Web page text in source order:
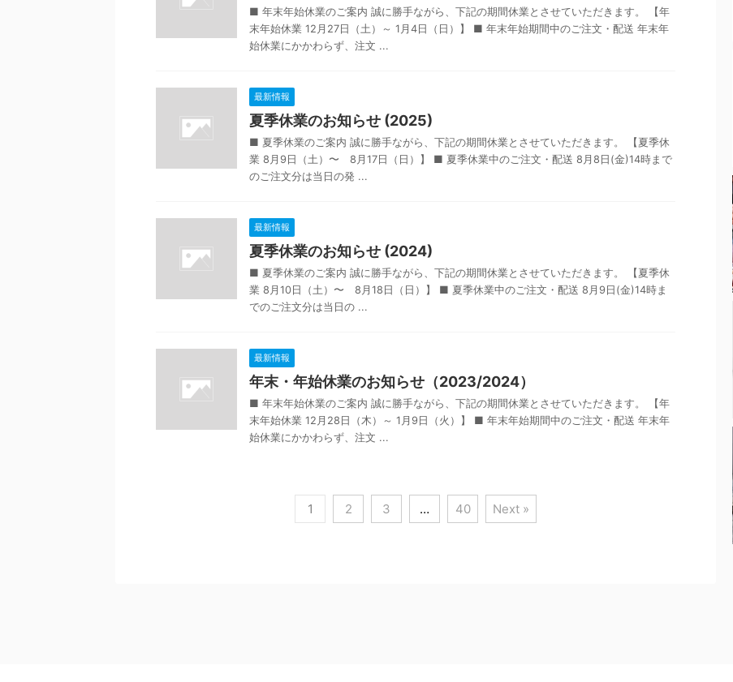
■ 年末年始休業のご案内 誠に勝手ながら、下記の期間休業とさせていただきます。 【年
末年始休業 12月27日（土）～ 1月4日（日）】 ■ 年末年始期間中のご注文・配送 年末年
始休業にかかわらず、注文 ...
最新情報
夏季休業のお知らせ (2025)
■ 夏季休業のご案内 誠に勝手ながら、下記の期間休業とさせていただきます。 【夏季休
業 8月9日（土）〜 8月17日（日）】 ■ 夏季休業中のご注文・配送 8月8日(金)14時まで
のご注文分は当日の発 ...
最新情報
夏季休業のお知らせ (2024)
■ 夏季休業のご案内 誠に勝手ながら、下記の期間休業とさせていただきます。 【夏季休
業 8月10日（土）〜 8月18日（日）】 ■ 夏季休業中のご注文・配送 8月9日(金)14時ま
でのご注文分は当日の ...
最新情報
年末・年始休業のお知らせ（2023/2024）
■ 年末年始休業のご案内 誠に勝手ながら、下記の期間休業とさせていただきます。 【年
末年始休業 12月28日（木）～ 1月9日（火）】 ■ 年末年始期間中のご注文・配送 年末年
始休業にかかわらず、注文 ...
1 2 3 … 40 Next »